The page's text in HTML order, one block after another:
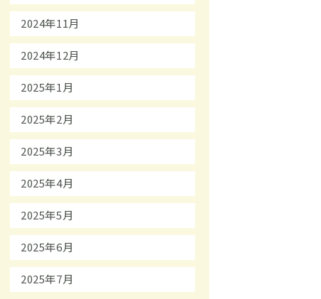
2024年11月
2024年12月
2025年1月
2025年2月
2025年3月
2025年4月
2025年5月
2025年6月
2025年7月